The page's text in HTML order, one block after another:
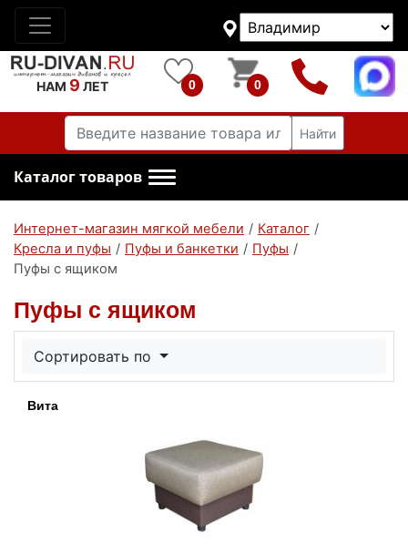
НАМ 9 ЛЕТ 0 0
Найти
Каталог товаров
Интернет-магазин мягкой мебели / Каталог /
Кресла и пуфы / Пуфы и банкетки / Пуфы /
Пуфы с ящиком
Пуфы с ящиком
Сортировать по
Вита